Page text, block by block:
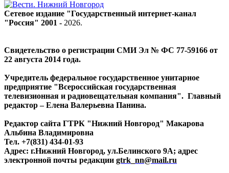
Сетевое издание "Государственный интернет-канал
"Россия" 2001 - 2026.
Свидетельство о регистрации СМИ Эл № ФС 77-59166 от
22 августа 2014 года.
Учредитель федеральное государственное унитарное
предприятие "Всероссийская государственная
телевизионная и радиовещательная компания". Главный
редактор – Елена Валерьевна Панина.
Редактор сайта ГТРК "Нижний Новгород" Макарова
Альбина Владимировна
Тел. +7(831) 434-01-93
Адрес: г.Нижний Новгород, ул.Белинского 9А; адрес
электронной почты редакции gtrk_nn@mail.ru